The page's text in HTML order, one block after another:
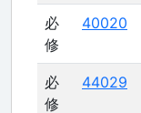
必
修
40020
必
修
44029